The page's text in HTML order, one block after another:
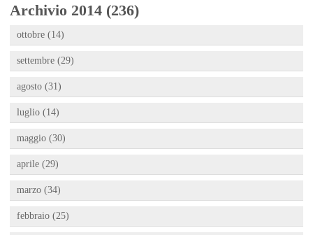
Archivio 2014 (236)
ottobre (14)
settembre (29)
agosto (31)
luglio (14)
maggio (30)
aprile (29)
marzo (34)
febbraio (25)